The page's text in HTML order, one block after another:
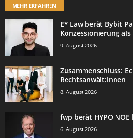
MEHR ERFAHREN
EY Law berät Bybit
Konzessionierung
9. August 2026
Zusammenschluss:
Rechtsanwält:innen
8. August 2026
fwp berät HYPO NOE
6. August 2026